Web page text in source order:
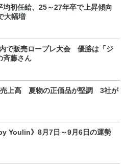
均初任給、25～27年卒で上昇傾向
大幅増
で販売ロープレ大会 優勝は「ジ
斉藤さん
売上高 夏物の正価品が堅調 3社が
Youlin》8月7日～9月6日の運勢